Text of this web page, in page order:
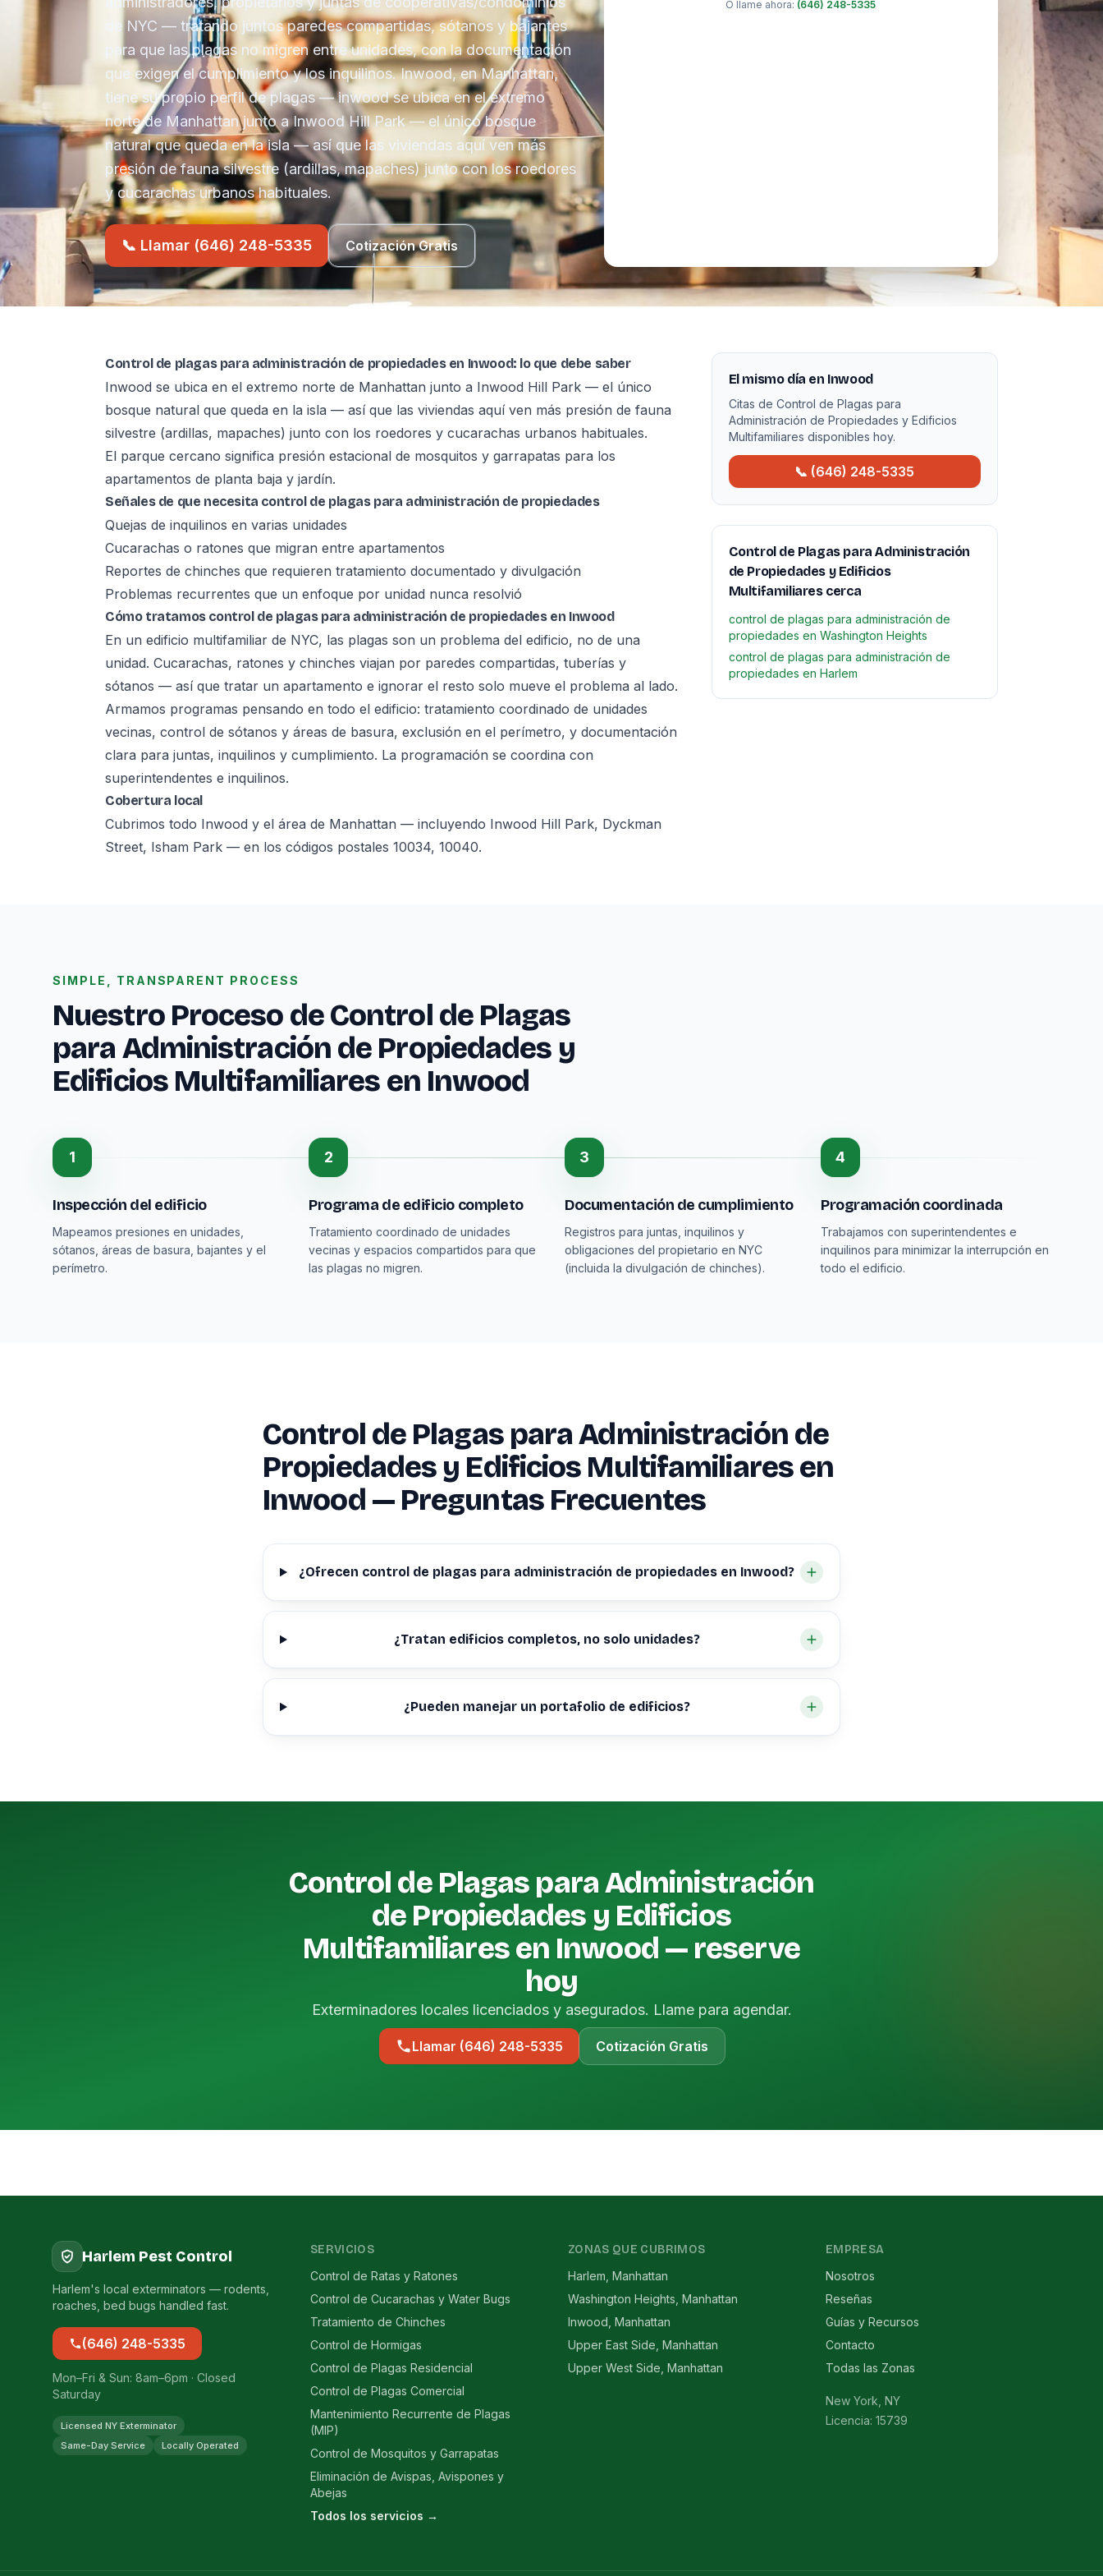
de NYC — tratando juntos paredes compartidas, sótanos y bajantes
para que las plagas no migren entre unidades, con la documentación
que exigen el cumplimiento y los inquilinos. Inwood, en Manhattan,
tiene su propio perfil de plagas — inwood se ubica en el extremo
norte de Manhattan junto a Inwood Hill Park — el único bosque
natural que queda en la isla — así que las viviendas aquí ven más
presión de fauna silvestre (ardillas, mapaches) junto con los roedores
y cucarachas urbanos habituales.
📞 Llamar (646) 248-5335 Cotización Gratis
O llame ahora: (646) 248-5335
Control de plagas para administración de propiedades en Inwood: lo que debe saber
Inwood se ubica en el extremo norte de Manhattan junto a Inwood Hill Park — el único
bosque natural que queda en la isla — así que las viviendas aquí ven más presión de fauna
silvestre (ardillas, mapaches) junto con los roedores y cucarachas urbanos habituales.
El parque cercano significa presión estacional de mosquitos y garrapatas para los
apartamentos de planta baja y jardín.
Señales de que necesita control de plagas para administración de propiedades
Quejas de inquilinos en varias unidades
Cucarachas o ratones que migran entre apartamentos
Reportes de chinches que requieren tratamiento documentado y divulgación
Problemas recurrentes que un enfoque por unidad nunca resolvió
Cómo tratamos control de plagas para administración de propiedades en Inwood
En un edificio multifamiliar de NYC, las plagas son un problema del edificio, no de una
unidad. Cucarachas, ratones y chinches viajan por paredes compartidas, tuberías y
sótanos — así que tratar un apartamento e ignorar el resto solo mueve el problema al lado.
Armamos programas pensando en todo el edificio: tratamiento coordinado de unidades
vecinas, control de sótanos y áreas de basura, exclusión en el perímetro, y documentación
clara para juntas, inquilinos y cumplimiento. La programación se coordina con
superintendentes e inquilinos.
Cobertura local
Cubrimos todo Inwood y el área de Manhattan — incluyendo Inwood Hill Park, Dyckman
Street, Isham Park — en los códigos postales 10034, 10040.
El mismo día en Inwood
Citas de Control de Plagas para
Administración de Propiedades y Edificios
Multifamiliares disponibles hoy.
📞 (646) 248-5335
Control de Plagas para Administración
de Propiedades y Edificios
Multifamiliares cerca
control de plagas para administración de
propiedades en Washington Heights
control de plagas para administración de
propiedades en Harlem
SIMPLE, TRANSPARENT PROCESS
Nuestro Proceso de Control de Plagas
para Administración de Propiedades y
Edificios Multifamiliares en Inwood
1
Inspección del edificio
Mapeamos presiones en unidades,
sótanos, áreas de basura, bajantes y el
perímetro.
2
Programa de edificio completo
Tratamiento coordinado de unidades
vecinas y espacios compartidos para que
las plagas no migren.
3
Documentación de cumplimiento
Registros para juntas, inquilinos y
obligaciones del propietario en NYC
(incluida la divulgación de chinches).
4
Programación coordinada
Trabajamos con superintendentes e
inquilinos para minimizar la interrupción en
todo el edificio.
Control de Plagas para Administración de
Propiedades y Edificios Multifamiliares en
Inwood — Preguntas Frecuentes
¿Ofrecen control de plagas para administración de propiedades en Inwood?
¿Tratan edificios completos, no solo unidades?
¿Pueden manejar un portafolio de edificios?
Control de Plagas para Administración
de Propiedades y Edificios
Multifamiliares en Inwood — reserve
hoy
Exterminadores locales licenciados y asegurados. Llame para agendar.
Llamar (646) 248-5335 Cotización Gratis
Harlem Pest Control
Harlem's local exterminators — rodents,
roaches, bed bugs handled fast.
(646) 248-5335
Mon–Fri & Sun: 8am–6pm · Closed
Saturday
Licensed NY Exterminator
Same-Day Service
Locally Operated
SERVICIOS
Control de Ratas y Ratones
Control de Cucarachas y Water Bugs
Tratamiento de Chinches
Control de Hormigas
Control de Plagas Residencial
Control de Plagas Comercial
Mantenimiento Recurrente de Plagas
(MIP)
Control de Mosquitos y Garrapatas
Eliminación de Avispas, Avispones y
Abejas
Todos los servicios →
ZONAS QUE CUBRIMOS
Harlem, Manhattan
Washington Heights, Manhattan
Inwood, Manhattan
Upper East Side, Manhattan
Upper West Side, Manhattan
EMPRESA
Nosotros
Reseñas
Guías y Recursos
Contacto
Todas las Zonas
New York, NY
Licencia: 15739